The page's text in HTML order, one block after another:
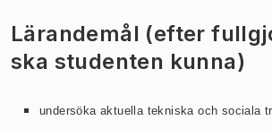
Lärandemål (efter
ska studenten kunna)
undersöka aktuella tekniska och sociala